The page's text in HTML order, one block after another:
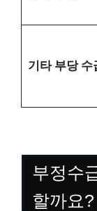
기타 부당 수
부정수
할까요?